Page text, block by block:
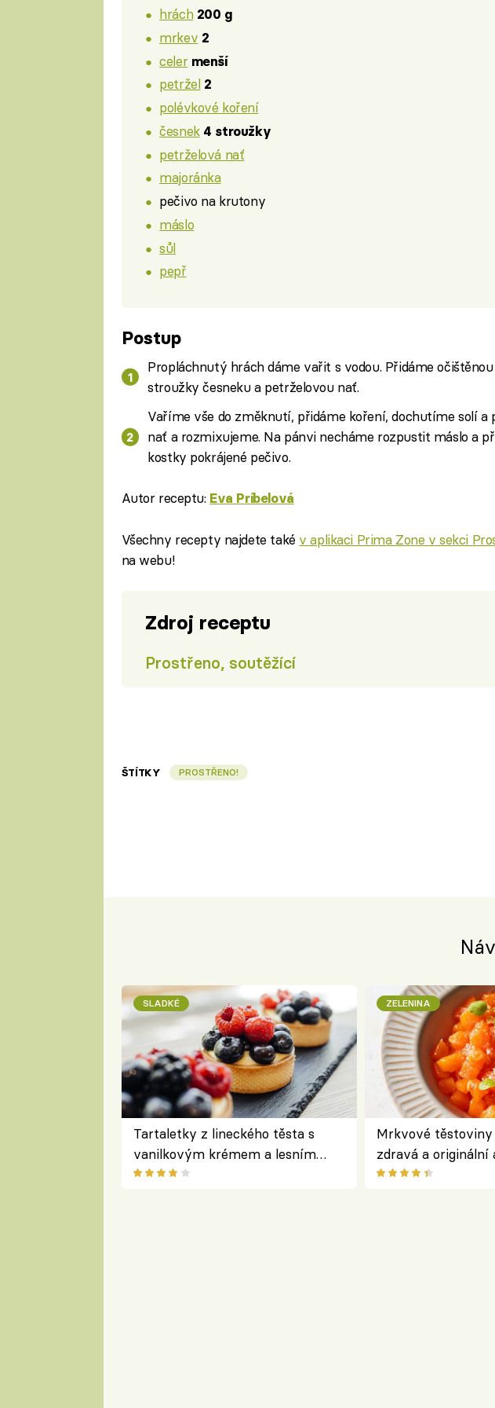
hrách 200 g
mrkev 2
celer menší
petržel 2
polévkové koření
česnek 4 stroužky
petrželová nať
majoránka
pečivo na krutony
máslo
sůl
pepř
Postup
Propláchnutý hrách dáme vařit s vodou. Přidáme
stroužky česneku a petrželovou nať.
Vaříme vše do změknutí, přidáme koření, dochutíme solí a
nať a rozmixujeme. Na pánvi necháme rozpustit máslo a
kostky pokrájené pečivo.
Autor receptu: Eva Príbelová
Všechny recepty najdete také v aplikaci Prima Zone v sekci
na webu!
Zdroj receptu
Prostřeno, soutěžící
ŠTÍTKY PROSTŘENO!
SLADKÉ
Tartaletky z lineckého těsta s
vanilkovým krémem a lesním
ovocem podle Bread Society
ZELENINA
Mrkvové těstoviny
zdravá a originální
klasiky